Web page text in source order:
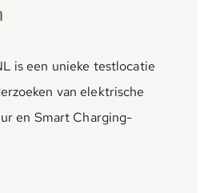
is een unieke testlocatie
van elektrische
en Smart Charging-